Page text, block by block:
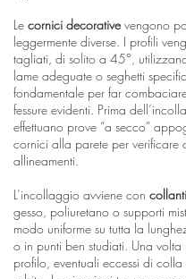
Le cornici decorativevengono
leggermente diverse. I profili
tagliati, di solito a 45°,
lame adeguate o seghetti
fondamentale per far
fessure evidenti. Prima
effettuano prove “a secco”
cornici alla parete per verificare
allineamenti.
L’incollaggio avviene con
gesso, poliuretano o supporti
modo uniforme su tutta la
o in punti ben studiati. Una
profilo, eventuali eccessi di colla